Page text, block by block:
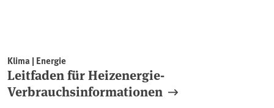
Klima | Energie
Leitfaden für Heizenergie-
Verbrauchsinformationen